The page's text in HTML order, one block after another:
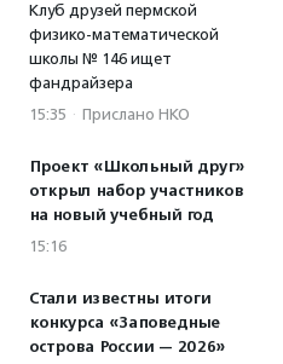
Клуб друзей пермской
физико-математической
школы № 146 ищет
фандрайзера
15:35 · Прислано НКО
Проект «Школьный друг»
открыл набор участников
на новый учебный год
15:16
Стали известны итоги
конкурса «Заповедные
острова России — 2026»